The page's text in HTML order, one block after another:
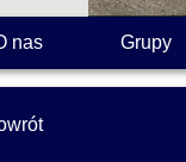
nas Grupy